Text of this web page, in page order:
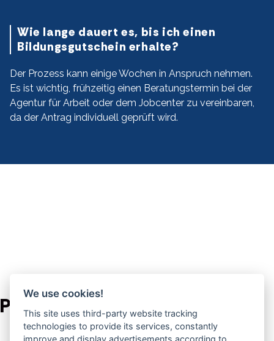
Wie lange dauert es, bis ich einen
Bildungsgutschein erhalte?
Der Prozess kann einige Wochen in Anspruch nehmen.
Es ist wichtig, frühzeitig einen Beratungstermin bei der
Agentur für Arbeit oder dem Jobcenter zu vereinbaren,
da der Antrag individuell geprüft wird.
Pages
Startseite
We use cookies!
This site uses third-party website tracking
technologies to provide its services, constantly